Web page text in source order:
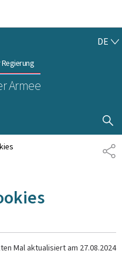
Armee
DE
Mal aktualisiert am 27.08.2024